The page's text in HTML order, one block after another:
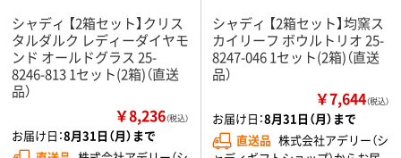
シャディ 【2箱セット】クリス
タルダルク レディーダイヤモ
ンド オールドグラス 25-
8246-813 1セット(2箱)（直送
品）
￥8,236（税込）
お届け日：8月31日（月）まで
シャディ 【2箱セット】均窯ス
カイリーフ ボウルトリオ 25-
8247-046 1セット(2箱)（直送
品）
￥7,644（税込）
お届け日：8月31日（月）まで
直送品 株式会社アデリー（シ